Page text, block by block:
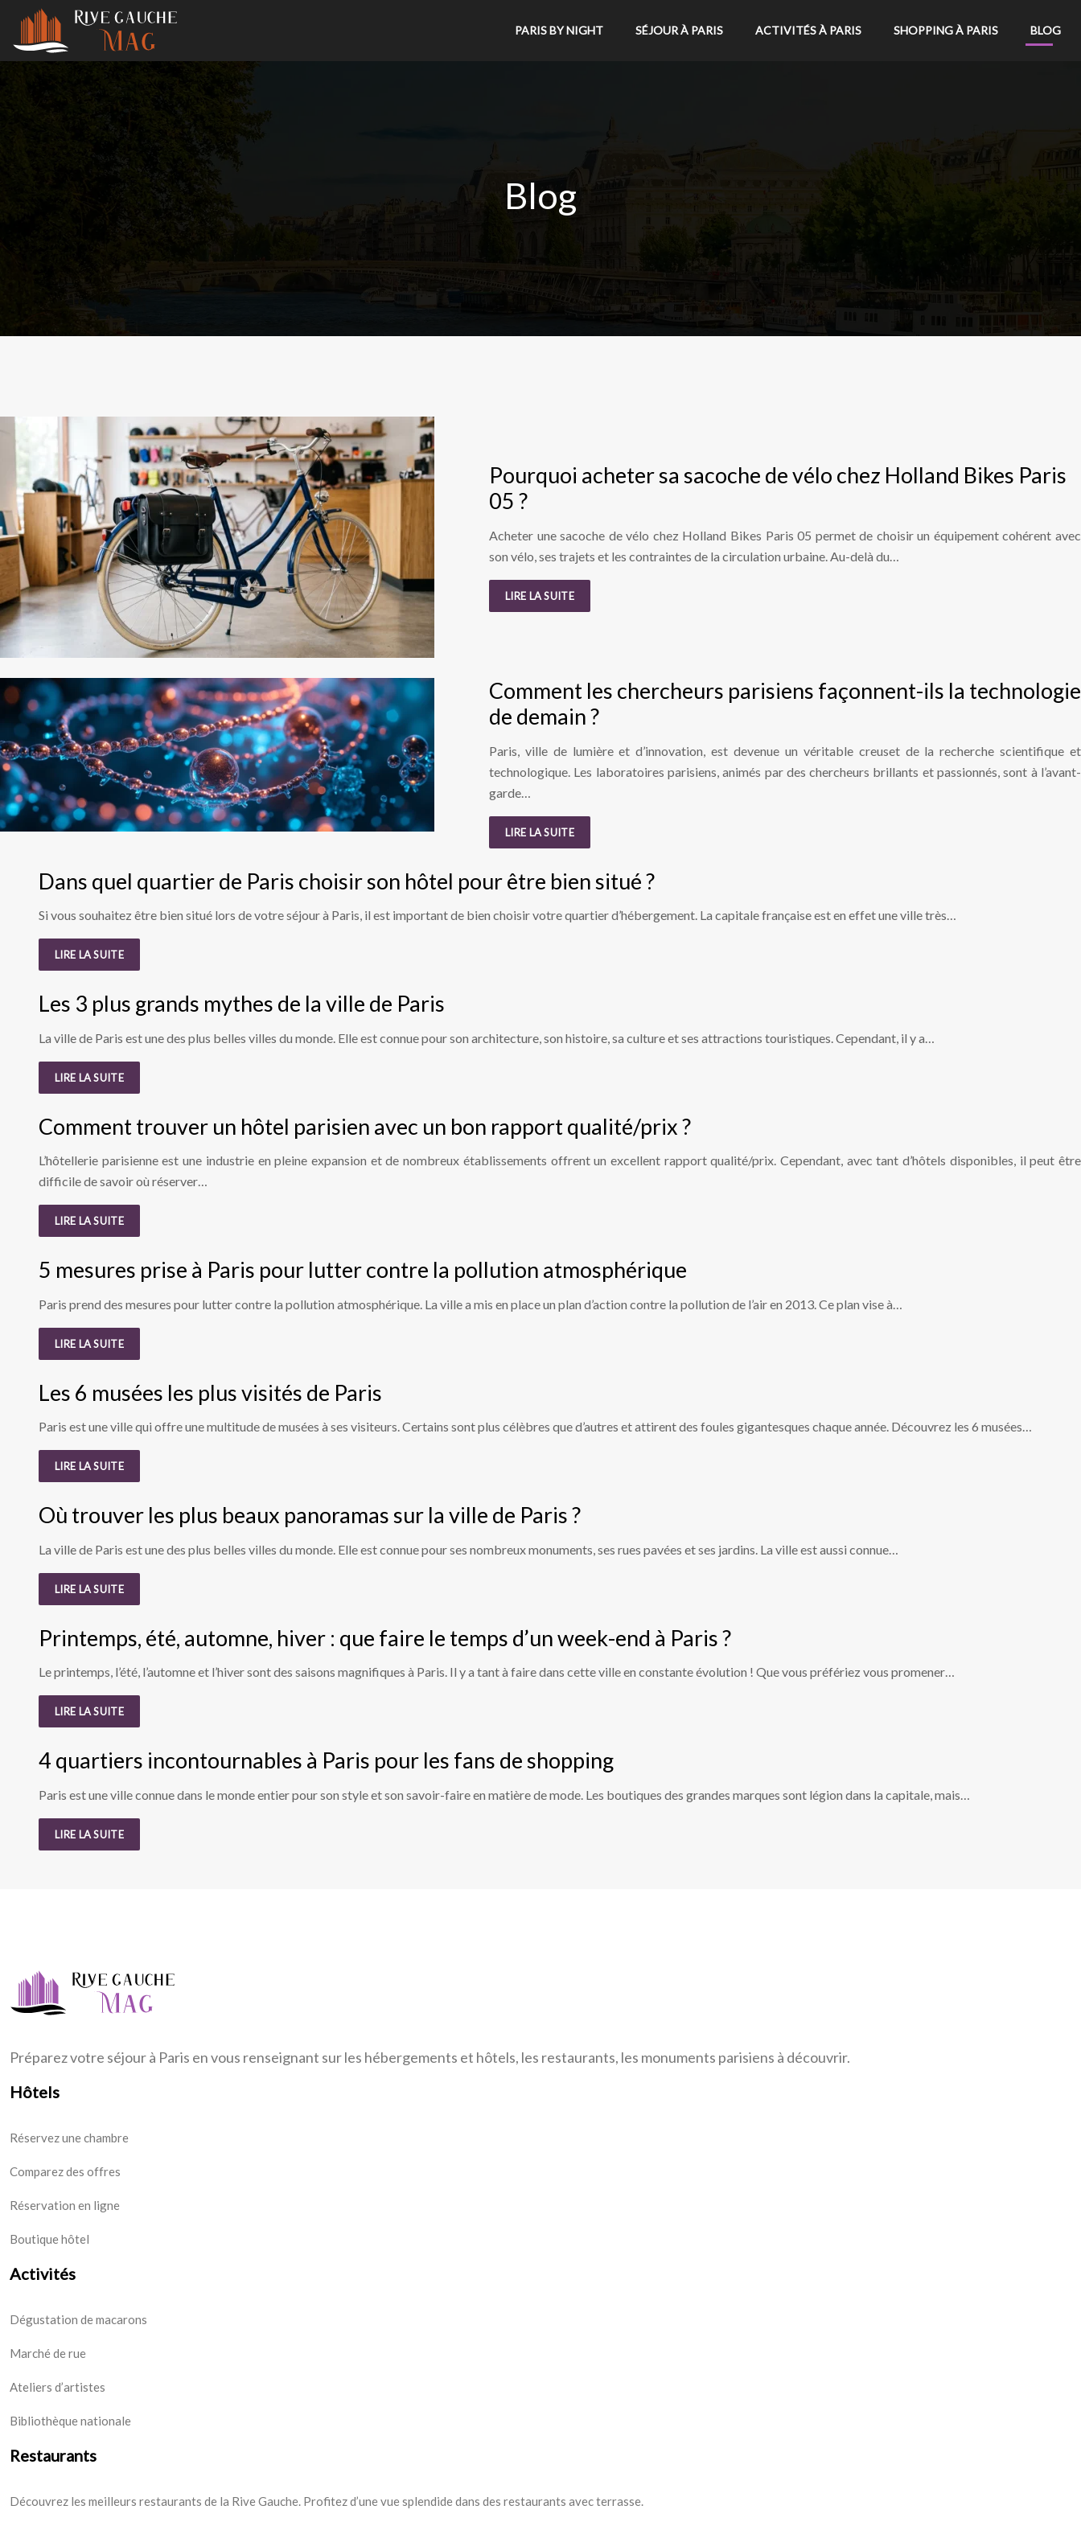
PARIS BY NIGHT SÉJOUR À PARIS ACTIVITÉS À PARIS SHOPPING À PARIS BLOG
Blog
Pourquoi acheter sa sacoche de vélo chez Holland Bikes Paris
05 ?
Acheter une sacoche de vélo chez Holland Bikes Paris 05 permet de choisir un équipement cohérent avec
son vélo, ses trajets et les contraintes de la circulation urbaine. Au-delà du…
LIRE LA SUITE
Comment les chercheurs parisiens façonnent-ils la technologie
de demain ?
Paris, ville de lumière et d’innovation, est devenue un véritable creuset de la recherche scientifique et
technologique. Les laboratoires parisiens, animés par des chercheurs brillants et passionnés, sont à l’avant-
garde…
LIRE LA SUITE
Dans quel quartier de Paris choisir son hôtel pour être bien situé ?
Si vous souhaitez être bien situé lors de votre séjour à Paris, il est important de bien choisir votre quartier d’hébergement. La capitale française est en effet une ville très…
LIRE LA SUITE
Les 3 plus grands mythes de la ville de Paris
La ville de Paris est une des plus belles villes du monde. Elle est connue pour son architecture, son histoire, sa culture et ses attractions touristiques. Cependant, il y a…
LIRE LA SUITE
Comment trouver un hôtel parisien avec un bon rapport qualité/prix ?
L’hôtellerie parisienne est une industrie en pleine expansion et de nombreux établissements offrent un excellent rapport qualité/prix. Cependant, avec tant d’hôtels disponibles, il peut être
difficile de savoir où réserver…
LIRE LA SUITE
5 mesures prise à Paris pour lutter contre la pollution atmosphérique
Paris prend des mesures pour lutter contre la pollution atmosphérique. La ville a mis en place un plan d’action contre la pollution de l’air en 2013. Ce plan vise à…
LIRE LA SUITE
Les 6 musées les plus visités de Paris
Paris est une ville qui offre une multitude de musées à ses visiteurs. Certains sont plus célèbres que d’autres et attirent des foules gigantesques chaque année. Découvrez les 6 musées…
LIRE LA SUITE
Où trouver les plus beaux panoramas sur la ville de Paris ?
La ville de Paris est une des plus belles villes du monde. Elle est connue pour ses nombreux monuments, ses rues pavées et ses jardins. La ville est aussi connue…
LIRE LA SUITE
Printemps, été, automne, hiver : que faire le temps d’un week-end à Paris ?
Le printemps, l’été, l’automne et l’hiver sont des saisons magnifiques à Paris. Il y a tant à faire dans cette ville en constante évolution ! Que vous préfériez vous promener…
LIRE LA SUITE
4 quartiers incontournables à Paris pour les fans de shopping
Paris est une ville connue dans le monde entier pour son style et son savoir-faire en matière de mode. Les boutiques des grandes marques sont légion dans la capitale, mais…
LIRE LA SUITE
Préparez votre séjour à Paris en vous renseignant sur les hébergements et hôtels, les restaurants, les monuments parisiens à découvrir.
Hôtels
Réservez une chambre
Comparez des offres
Réservation en ligne
Boutique hôtel
Activités
Dégustation de macarons
Marché de rue
Ateliers d’artistes
Bibliothèque nationale
Restaurants
Découvrez les meilleurs restaurants de la Rive Gauche. Profitez d’une vue splendide dans des restaurants avec terrasse.